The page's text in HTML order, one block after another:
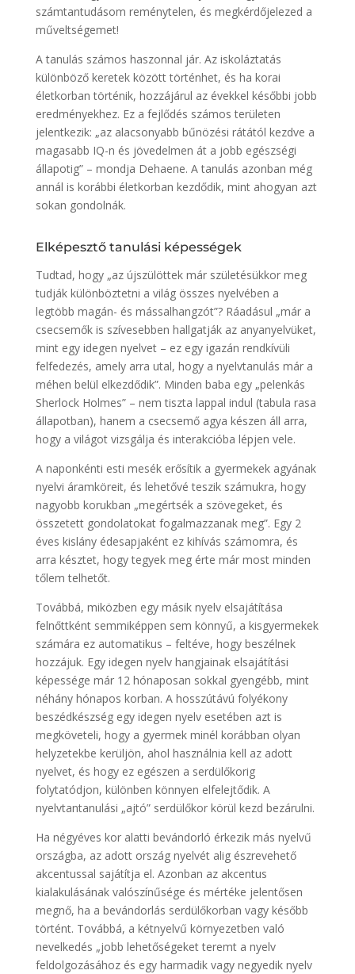
számtantudásom reménytelen, és megkérdőjelezed a
műveltségemet!
A tanulás számos haszonnal jár. Az iskoláztatás
különböző keretek között történhet, és ha korai
életkorban történik, hozzájárul az évekkel későbbi jobb
eredményekhez. Ez a fejlődés számos területen
jelentkezik: „az alacsonyabb bűnözési rátától kezdve a
magasabb IQ-n és jövedelmen át a jobb egészségi
állapotig” – mondja Dehaene. A tanulás azonban még
annál is korábbi életkorban kezdődik, mint ahogyan azt
sokan gondolnák.
Elképesztő tanulási képességek
Tudtad, hogy „az újszülöttek már születésükkor meg
tudják különböztetni a világ összes nyelvében a
legtöbb magán- és mássalhangzót”? Ráadásul „már a
csecsemők is szívesebben hallgatják az anyanyelvüket,
mint egy idegen nyelvet – ez egy igazán rendkívüli
felfedezés, amely arra utal, hogy a nyelvtanulás már a
méhen belül elkezdődik”. Minden baba egy „pelenkás
Sherlock Holmes” – nem tiszta lappal indul (tabula rasa
állapotban), hanem a csecsemő agya készen áll arra,
hogy a világot vizsgálja és interakcióba lépjen vele.
A naponkénti esti mesék erősítik a gyermekek agyának
nyelvi áramköreit, és lehetővé teszik számukra, hogy
nagyobb korukban „megértsék a szövegeket, és
összetett gondolatokat fogalmazzanak meg”. Egy 2
éves kislány édesapjaként ez kihívás számomra, és
arra késztet, hogy tegyek meg érte már most minden
tőlem telhetőt.
Továbbá, miközben egy másik nyelv elsajátítása
felnőttként semmiképpen sem könnyű, a kisgyermekek
számára ez automatikus – feltéve, hogy beszélnek
hozzájuk. Egy idegen nyelv hangjainak elsajátítási
képessége már 12 hónaposan sokkal gyengébb, mint
néhány hónapos korban. A hosszútávú folyékony
beszédkészség egy idegen nyelv esetében azt is
megköveteli, hogy a gyermek minél korábban olyan
helyzetekbe kerüljön, ahol használnia kell az adott
nyelvet, és hogy ez egészen a serdülőkorig
folytatódjon, különben könnyen elfelejtődik. A
nyelvtantanulási „ajtó” serdülőkor körül kezd bezárulni.
Ha négyéves kor alatti bevándorló érkezik más nyelvű
országba, az adott ország nyelvét alig észrevehető
akcentussal sajátítja el. Azonban az akcentus
kialakulásának valószínűsége és mértéke jelentősen
megnő, ha a bevándorlás serdülőkorban vagy később
történt. Továbbá, a kétnyelvű környezetben való
nevelkedés „jobb lehetőségeket teremt a nyelv
feldolgozásához és egy harmadik vagy negyedik nyelv